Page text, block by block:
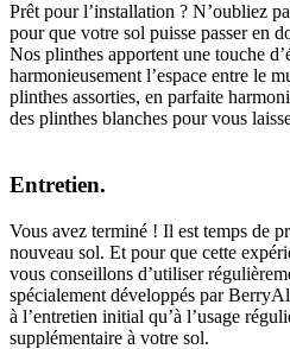
Prêt pour l’installation ? N’oubliez
pour que votre sol puisse passer en
Nos plinthes apportent une touche
harmonieusement l’espace entre le
plinthes assorties, en parfaite
des plinthes blanches pour vous
Entretien.
Vous avez terminé ! Il est temps de
nouveau sol. Et pour que cette
vous conseillons d’utiliser
spécialement développés par
à l’entretien initial qu’à l’usage
supplémentaire à votre sol.